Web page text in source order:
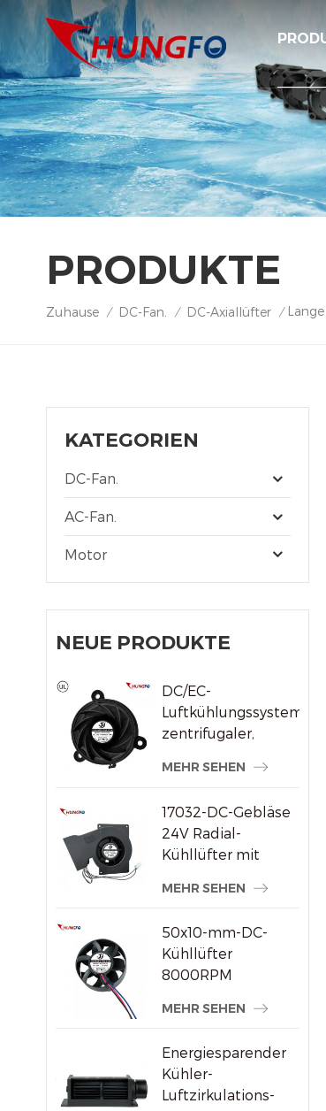
PRODUKTE
Zuhause / DC-Fan. / DC-Axiallüfter /
KATEGORIEN
DC-Fan.
AC-Fan.
Motor
NEUE PRODUKTE
DC/EC-
Luftkühlungssystem,
zentrifugaler,
Kühlerlüfter
MEHR SEHEN
17032-DC-Gebläse
24V Radial-
Kühllüfter mit
Druck
MEHR SEHEN
50x10-mm-DC-
Kühllüfter
8000RPM
Bürstenloser
kleine
elektronische
Geräte
MEHR SEHEN
Energiesparender
Kühler-
Luftzirkulations-